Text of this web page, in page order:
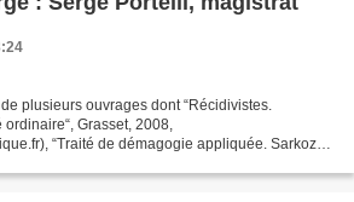
plusieurs ouvrages dont “Récidivistes.
Grasset, 2008,
“Traité de démagogie appliquée. Sarkozy,